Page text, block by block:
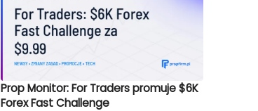
Prop Monitor: For Traders promuje $6K
Forex Fast Challenge